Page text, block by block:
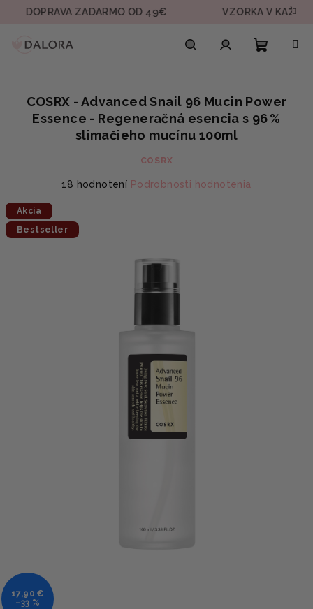
Prejsť
ZADARMO OD 49€ VZORKA V KAŽDEJ
košík
COSRX - Advanced Snail 96 Mucin Power
Essence - Regeneračná esencia s 96 %
slimačieho mucínu 100ml
COSRX
Priemerné
je
5,0
18 hodnotení Podrobnosti hodnotenia
Akcia
Bestseller
17,90 €
–33 %